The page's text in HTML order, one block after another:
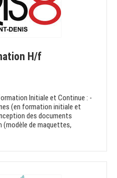
H/f
Initiale et Continue : -
(en formation initiale et
des documents
(modèle de maquettes,